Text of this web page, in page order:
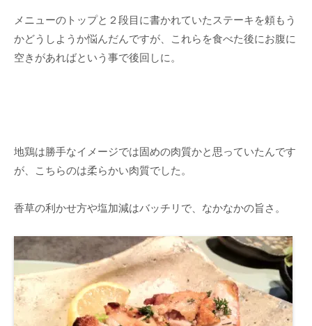
メニューのトップと２段目に書かれていたステーキを頼もう
かどうしようか悩んだんですが、これらを食べた後にお腹に
空きがあればという事で後回しに。
地鶏は勝手なイメージでは固めの肉質かと思っていたんです
が、こちらのは柔らかい肉質でした。
香草の利かせ方や塩加減はバッチリで、なかなかの旨さ。